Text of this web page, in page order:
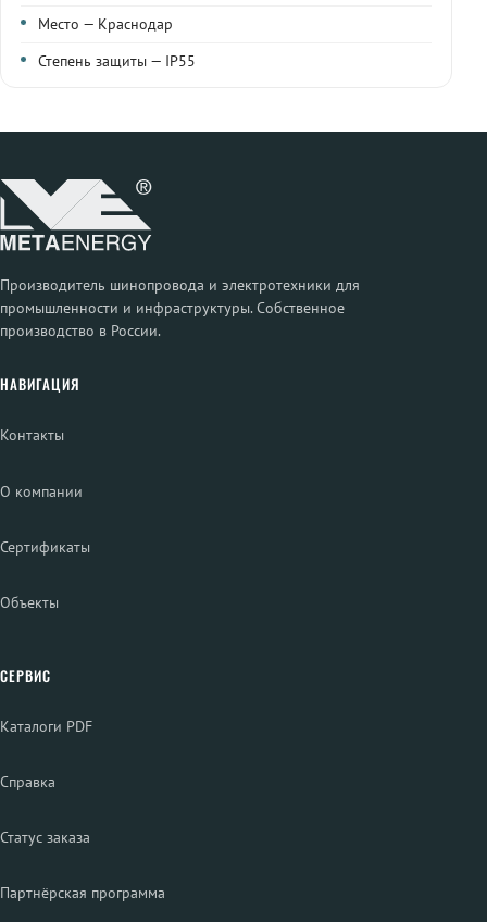
Место — Краснодар
Степень защиты — IP55
Производитель шинопровода и электротехники для
промышленности и инфраструктуры. Собственное
производство в России.
НАВИГАЦИЯ
Контакты
О компании
Сертификаты
Объекты
СЕРВИС
Каталоги PDF
Справка
Статус заказа
Партнёрская программа